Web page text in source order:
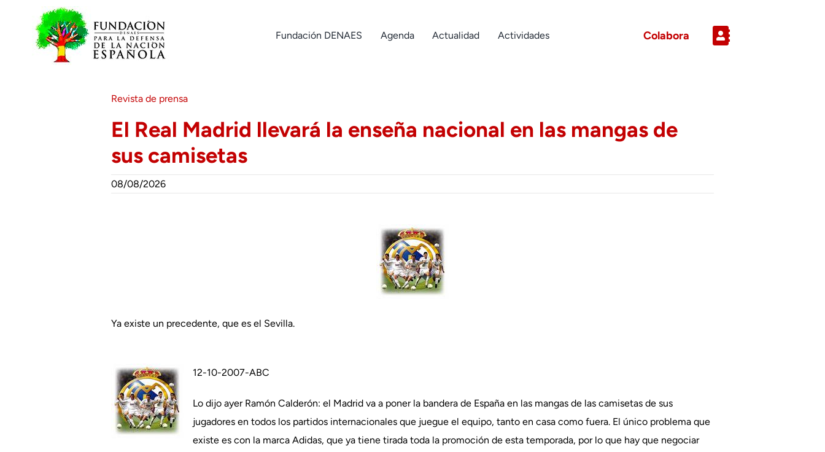
contenido
Fundación DENAES Agenda Actualidad Actividades Colabora
Revista de prensa
El Real Madrid llevará la enseña nacional en las mangas de
sus camisetas
08/08/2026
Ya existe un precedente, que es el Sevilla.
12-10-2007-ABC
Lo dijo ayer Ramón Calderón: el Madrid va a poner la bandera de España en las mangas de las camisetas de sus
jugadores en todos los partidos internacionales que juegue el equipo, tanto en casa como fuera. El único problema que
existe es con la marca Adidas, que ya tiene tirada toda la promoción de esta temporada, por lo que hay que negociar